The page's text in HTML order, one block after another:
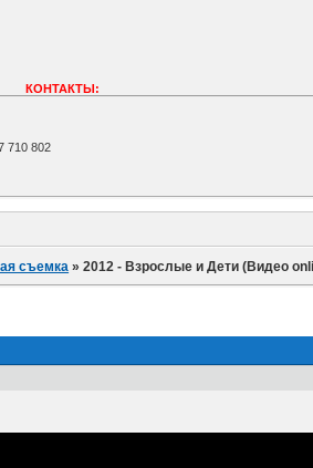
КОНТАКТЫ:
710 802
съемка »2012 - Взрослые и Дети (Видео